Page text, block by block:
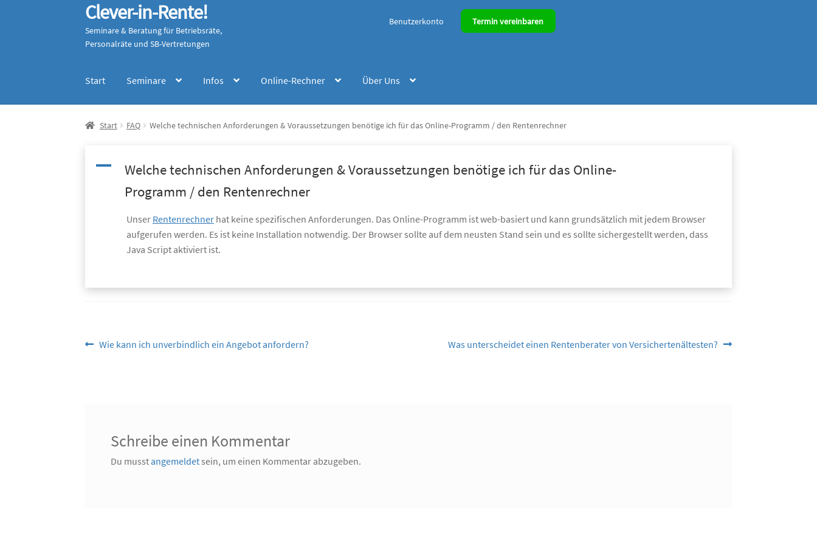
Zur
Navigation
springen
Zum
Inhalt
springen
Clever-in-Rente!
Seminare & Beratung für Betriebsräte,
Personalräte und SB-Vertretungen
Benutzerkonto Termin vereinbaren
Start Seminare Infos Online-Rechner Über Uns
Start FAQ Welche technischen Anforderungen & Voraussetzungen benötige ich für das Online-Programm / den Rentenrechner
A
Welche technischen Anforderungen & Voraussetzungen benötige ich für das Online-
Programm / den Rentenrechner
Unser Rentenrechner hat keine spezifischen Anforderungen. Das Online-Programm ist web-basiert und kann grundsätzlich mit jedem Browser
aufgerufen werden. Es ist keine Installation notwendig. Der Browser sollte auf dem neusten Stand sein und es sollte sichergestellt werden, dass
Java Script aktiviert ist.
Beitragsnavigation
Vorheriger
Wie kann ich unverbindlich ein Angebot anfordern?
Nächster
Was unterscheidet einen Rentenberater von Versichertenältesten?
Schreibe einen Kommentar
Du musstangemeldetsein, um einen Kommentar abzugeben.